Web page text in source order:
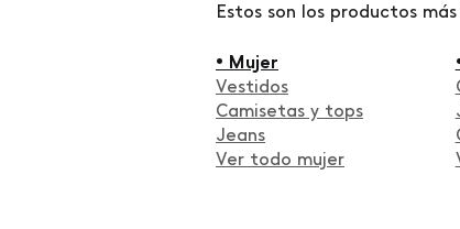
Estos son los productos
• Mujer
Vestidos
Camisetas y tops
Jeans
Ver todo mujer